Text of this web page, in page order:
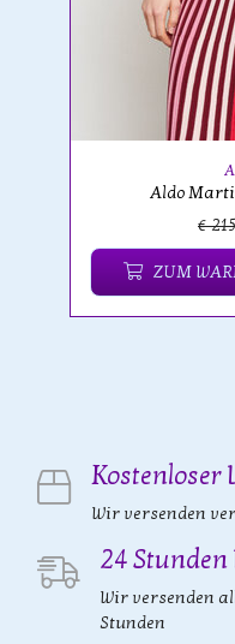
Aldo
€
ZUM
Kostenloser
Wir versenden
24
Wir versenden
Stunden